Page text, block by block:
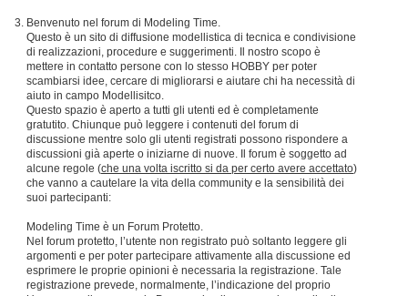
Benvenuto nel forum di Modeling Time.
Questo è un sito di diffusione modellistica di tecnica e condivisione
di realizzazioni, procedure e suggerimenti. Il nostro scopo è
mettere in contatto persone con lo stesso HOBBY per poter
scambiarsi idee, cercare di migliorarsi e aiutare chi ha necessità di
aiuto in campo Modellisitco.
Questo spazio è aperto a tutti gli utenti ed è completamente
gratutito. Chiunque può leggere i contenuti del forum di
discussione mentre solo gli utenti registrati possono rispondere a
discussioni già aperte o iniziarne di nuove. Il forum è soggetto ad
alcune regole (che una volta iscritto si da per certo avere accettato)
che vanno a cautelare la vita della community e la sensibilità dei
suoi partecipanti:
Modeling Time è un Forum Protetto.
Nel forum protetto, l’utente non registrato può soltanto leggere gli
argomenti e per poter partecipare attivamente alla discussione ed
esprimere le proprie opinioni è necessaria la registrazione. Tale
registrazione prevede, normalmente, l’indicazione del proprio